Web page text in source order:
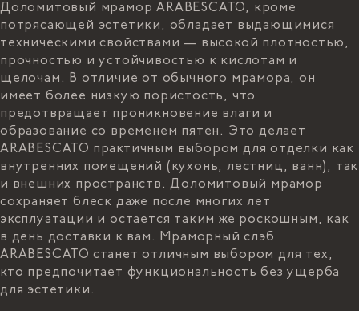
Доломитовый мрамор ARABESCATO, кроме
потрясающей эстетики, обладает выдающимися
техническими свойствами — высокой плотностью,
прочностью и устойчивостью к кислотам и
щелочам. В отличие от обычного мрамора, он
имеет более низкую пористость, что
предотвращает проникновение влаги и
образование со временем пятен. Это делает
ARABESCATO практичным выбором для отделки как
внутренних помещений (кухонь, лестниц, ванн), так
и внешних пространств. Доломитовый мрамор
сохраняет блеск даже после многих лет
эксплуатации и остается таким же роскошным, как
в день доставки к вам. Мраморный слэб
ARABESCATO станет отличным выбором для тех,
кто предпочитает функциональность без ущерба
для эстетики.